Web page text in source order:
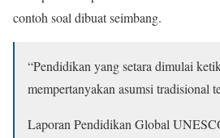
contoh soal dibuat seimbang.
“Pendidikan yang setara dimulai
mempertanyakan asumsi tradisional
Laporan Pendidikan Global